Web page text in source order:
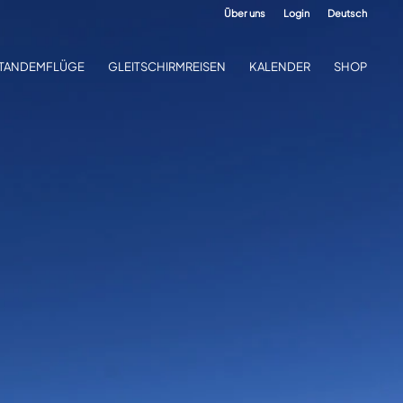
Über uns Login Deutsch
GLEITSCHIRMREISEN KALENDER SHOP